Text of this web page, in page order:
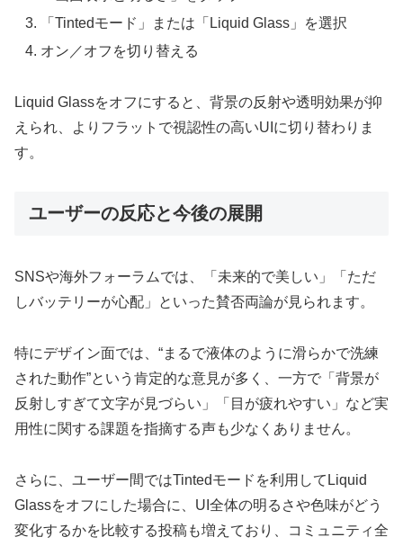
「Tintedモード」または「Liquid Glass」を選択
オン／オフを切り替える
Liquid Glassをオフにすると、背景の反射や透明効果が抑
えられ、よりフラットで視認性の高いUIに切り替わりま
す。
ユーザーの反応と今後の展開
SNSや海外フォーラムでは、「未来的で美しい」「ただ
しバッテリーが心配」といった賛否両論が見られます。
特にデザイン面では、“まるで液体のように滑らかで洗練
された動作”という肯定的な意見が多く、一方で「背景が
反射しすぎて文字が見づらい」「目が疲れやすい」など実
用性に関する課題を指摘する声も少なくありません。
さらに、ユーザー間ではTintedモードを利用してLiquid
Glassをオフにした場合に、UI全体の明るさや色味がどう
変化するかを比較する投稿も増えており、コミュニティ全